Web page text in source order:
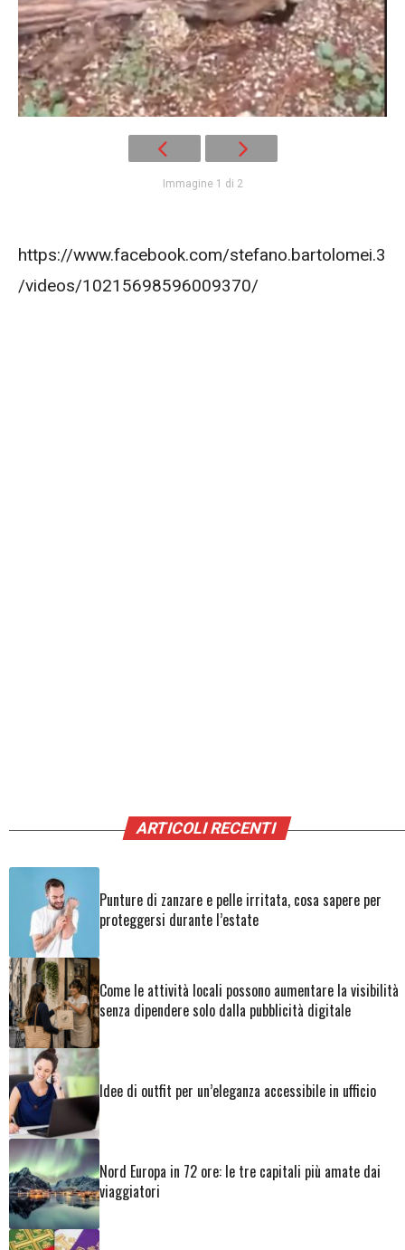
Immagine 1 di 2
https://www.facebook.com/stefano.bartolomei.3
/videos/10215698596009370/
ARTICOLI RECENTI
Punture di zanzare e pelle irritata, cosa sapere per
proteggersi durante l’estate
Come le attività locali possono aumentare la visibilità
senza dipendere solo dalla pubblicità digitale
Idee di outfit per un’eleganza accessibile in ufficio
Nord Europa in 72 ore: le tre capitali più amate dai
viaggiatori